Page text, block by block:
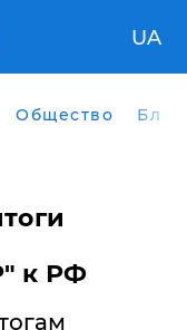
UA
Общество
к РФ